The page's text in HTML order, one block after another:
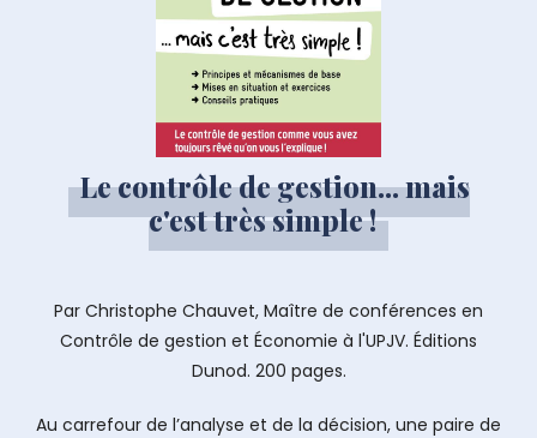
Le contrôle de gestion... mais
c'est très simple !
Par Christophe Chauvet, Maître de conférences en
Contrôle de gestion et Économie à l'UPJV. Éditions
Dunod. 200 pages.
Au carrefour de l’analyse et de la décision, une paire de